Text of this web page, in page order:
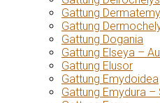
Gattung
Gattung
Gattung Dogania
Gattung Elseya –
Gattung Elusor
Gattung Emydoidea
Gattung Emydura